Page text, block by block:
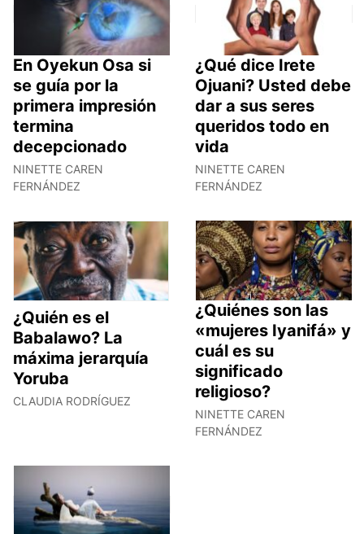
En Oyekun Osa si
se guía por la
primera impresión
termina
decepcionado
NINETTE CAREN
FERNÁNDEZ
¿Qué dice Irete
Ojuani? Usted debe
dar a sus seres
queridos todo en
vida
NINETTE CAREN
FERNÁNDEZ
¿Quién es el
Babalawo? La
máxima jerarquía
Yoruba
CLAUDIA RODRÍGUEZ
¿Quiénes son las
«mujeres Iyanifá» y
cuál es su
significado
religioso?
NINETTE CAREN
FERNÁNDEZ